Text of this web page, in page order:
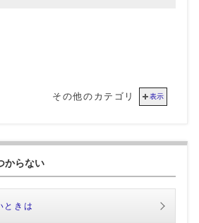
その他のカテゴリ 表示
からない
ときは